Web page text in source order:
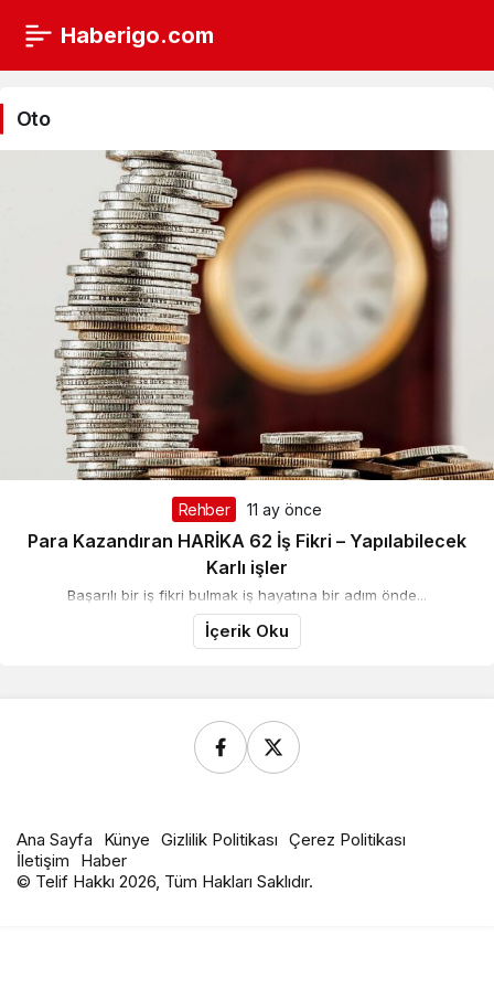
Haberigo.com
Oto
Oto
Rehber 11 ay önce
Para Kazandıran HARİKA 62 İş Fikri – Yapılabilecek
Karlı işler
Başarılı bir iş fikri bulmak iş hayatına bir adım önde...
İçerik Oku
Ana Sayfa Künye Gizlilik Politikası Çerez Politikası
İletişim
Haber
© Telif Hakkı 2026, Tüm Hakları Saklıdır.